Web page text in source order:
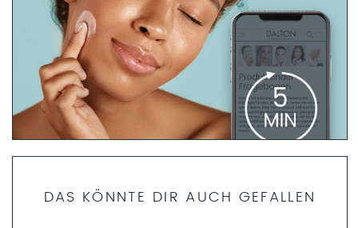
PRODUKTFINDER FRAGEBOGEN
Bist du dir unsicher, welche Produkte die richtigen für dich
DAS KÖNNTE DIR AUCH GEFALLEN